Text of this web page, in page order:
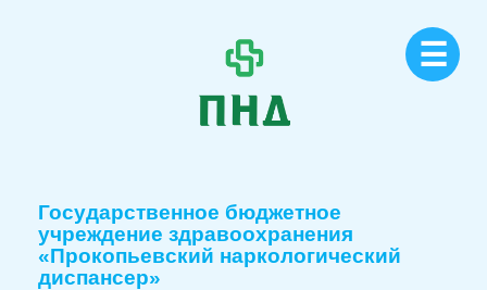
☰
Государственное бюджетное
учреждение здравоохранения
«Прокопьевский наркологический
диспансер»